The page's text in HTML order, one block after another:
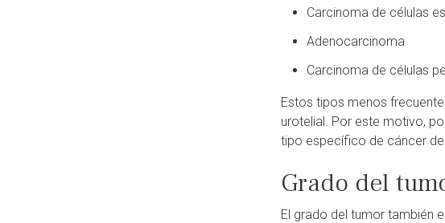
Carcinoma de células
Adenocarcinoma
Carcinoma de células
Estos tipos menos
urotelial. Por este motivo,
tipo específico de cáncer
Grado del
El grado del tumor también